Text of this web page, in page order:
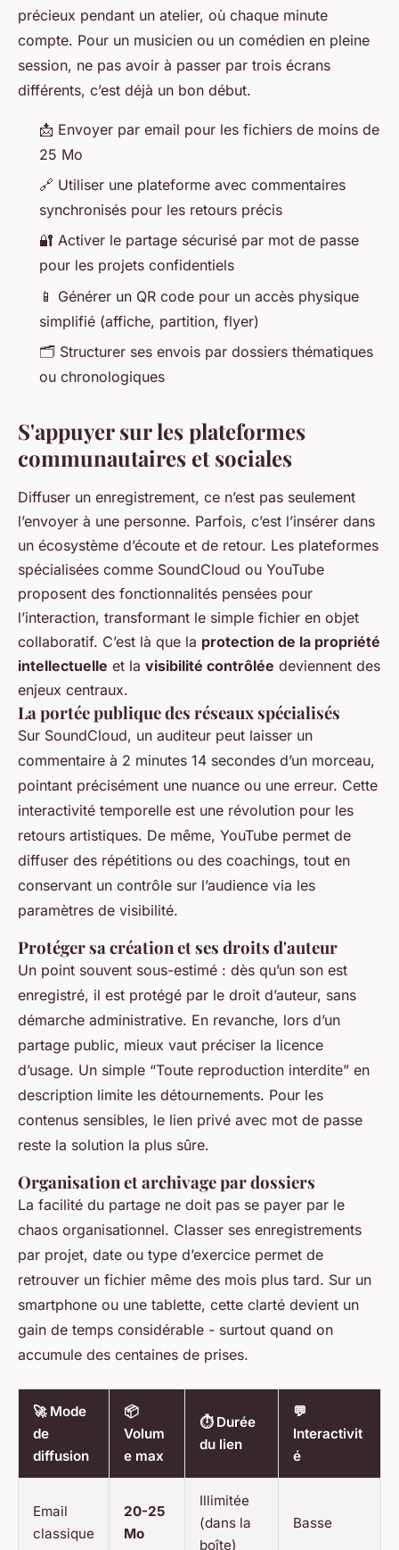
précieux pendant un atelier, où chaque minute
compte. Pour un musicien ou un comédien en pleine
session, ne pas avoir à passer par trois écrans
différents, c’est déjà un bon début.
📩 Envoyer par email pour les fichiers de moins de
25 Mo
🔗 Utiliser une plateforme avec commentaires
synchronisés pour les retours précis
🔐 Activer le partage sécurisé par mot de passe
pour les projets confidentiels
📱 Générer un QR code pour un accès physique
simplifié (affiche, partition, flyer)
🗂️ Structurer ses envois par dossiers thématiques
ou chronologiques
S'appuyer sur les plateformes
communautaires et sociales
Diffuser un enregistrement, ce n’est pas seulement
l’envoyer à une personne. Parfois, c’est l’insérer dans
un écosystème d’écoute et de retour. Les plateformes
spécialisées comme SoundCloud ou YouTube
proposent des fonctionnalités pensées pour
l’interaction, transformant le simple fichier en objet
collaboratif. C’est là que la protection de la propriété
intellectuelle et la visibilité contrôlée deviennent des
enjeux centraux.
La portée publique des réseaux spécialisés
Sur SoundCloud, un auditeur peut laisser un
commentaire à 2 minutes 14 secondes d’un morceau,
pointant précisément une nuance ou une erreur. Cette
interactivité temporelle est une révolution pour les
retours artistiques. De même, YouTube permet de
diffuser des répétitions ou des coachings, tout en
conservant un contrôle sur l’audience via les
paramètres de visibilité.
Protéger sa création et ses droits d'auteur
Un point souvent sous-estimé : dès qu’un son est
enregistré, il est protégé par le droit d’auteur, sans
démarche administrative. En revanche, lors d’un
partage public, mieux vaut préciser la licence
d’usage. Un simple “Toute reproduction interdite” en
description limite les détournements. Pour les
contenus sensibles, le lien privé avec mot de passe
reste la solution la plus sûre.
Organisation et archivage par dossiers
La facilité du partage ne doit pas se payer par le
chaos organisationnel. Classer ses enregistrements
par projet, date ou type d’exercice permet de
retrouver un fichier même des mois plus tard. Sur un
smartphone ou une tablette, cette clarté devient un
gain de temps considérable - surtout quand on
accumule des centaines de prises.
🚀 Mode
de
diffusion
📦
Volum
e max
⏱️ Durée
du lien
💬
Interactivit
é
Email
classique
20-25
Mo
Illimitée
(dans la
boîte)
Basse